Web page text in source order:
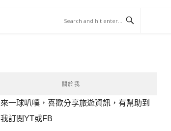
關於我
一球叭噗，喜歡分享旅遊資訊，有幫助到
訂閱YT或FB